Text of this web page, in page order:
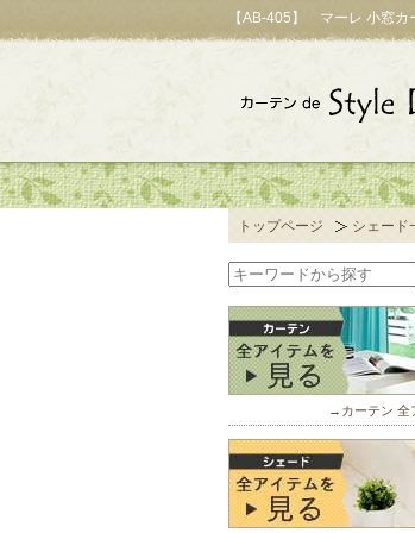
【AB-405】 マーレ 小窓カ
トップページ シェード
→カーテン 全